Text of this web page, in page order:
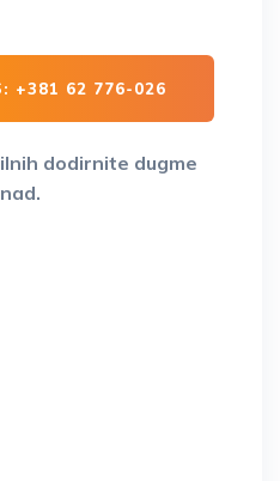
+381 62 776-026
dodirnite dugme